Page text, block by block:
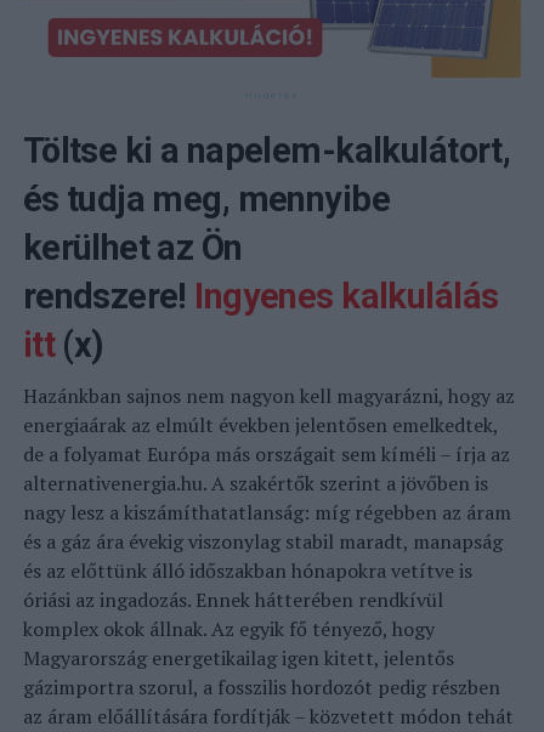
Töltse ki a napelem-kalkulátort,
és tudja meg, mennyibe
kerülhet az Ön
rendszere! Ingyenes kalkulálás
itt (x)
Hazánkban sajnos nem nagyon kell magyarázni, hogy az
energiaárak az elmúlt években jelentősen emelkedtek,
de a folyamat Európa más országait sem kíméli – írja az
alternativenergia.hu. A szakértők szerint a jövőben is
nagy lesz a kiszámíthatatlanság: míg régebben az áram
és a gáz ára évekig viszonylag stabil maradt, manapság
és az előttünk álló időszakban hónapokra vetítve is
óriási az ingadozás. Ennek hátterében rendkívül
komplex okok állnak. Az egyik fő tényező, hogy
Magyarország energetikailag igen kitett, jelentős
gázimportra szorul, a fosszilis hordozót pedig részben
az áram előállítására fordítják – közvetett módon tehát